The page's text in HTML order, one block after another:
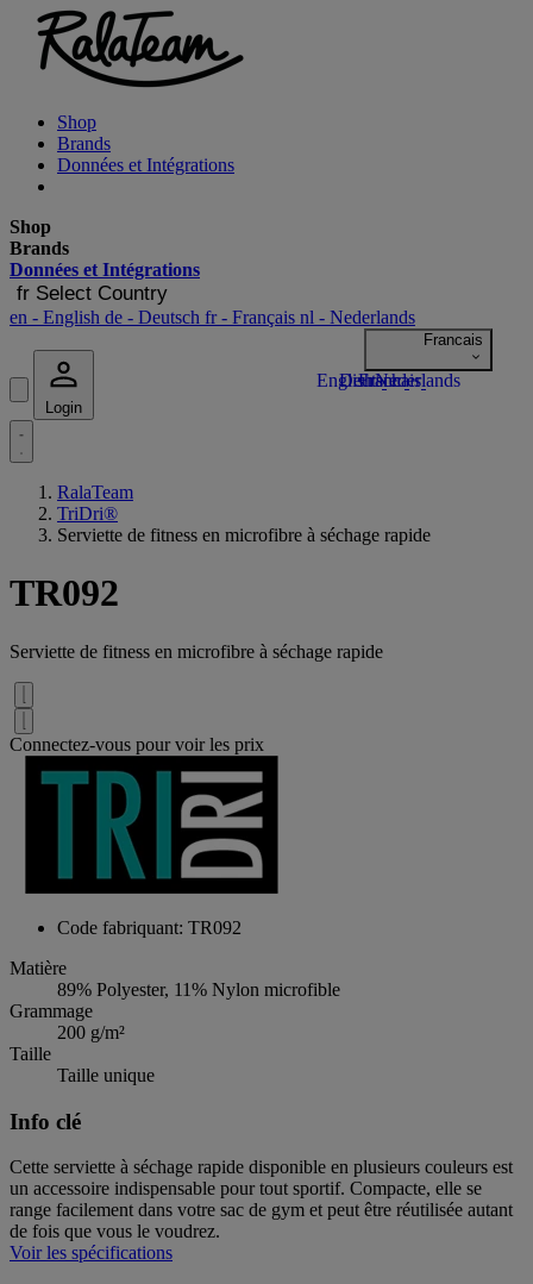
Shop
Brands
Données et Intégrations
Shop
Brands
Données et Intégrations
fr Select Country
en - English de - Deutsch fr- Français nl - Nederlands
Login
RalaTeam
TriDri®
Serviette de fitness en microfibre à séchage rapide
TR092
Serviette de fitness en microfibre à séchage rapide
Connectez-vous pour voir les prix
Code fabriquant: TR092
Matière
89% Polyester, 11% Nylon microfible
Grammage
200 g/m²
Taille
Taille unique
Info clé
Cette serviette à séchage rapide disponible en plusieurs couleurs est
un accessoire indispensable pour tout sportif. Compacte, elle se
range facilement dans votre sac de gym et peut être réutilisée autant
de fois que vous le voudrez.
Voir les spécifications